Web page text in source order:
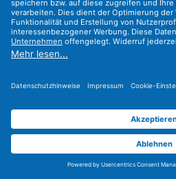
HPE Switch Fan Tray Module
5070-
Refurbished
3xab Lager